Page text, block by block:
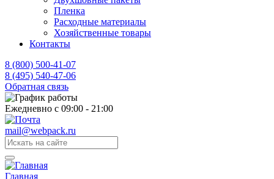
Пленка
Расходные материалы
Хозяйственные товары
Контакты
8 (800) 500-41-07
8 (495) 540-47-06
Обратная связь
Ежедневно с 09:00 - 21:00
mail@webpack.ru
Главная